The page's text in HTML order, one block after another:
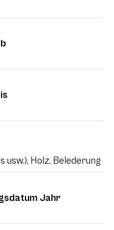
usw.), Holz, Belederung
Jahr